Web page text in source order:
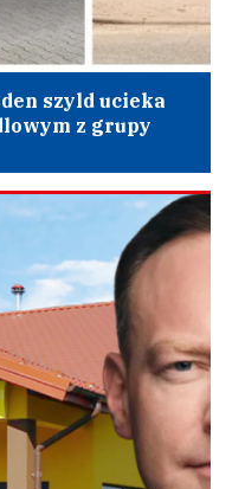
szyld ucieka
z grupy